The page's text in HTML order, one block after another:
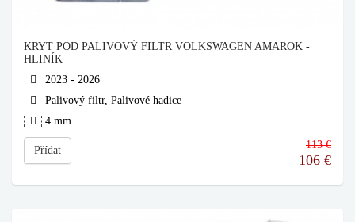
KRYT POD PALIVOVÝ FILTR VOLKSWAGEN AMAROK -
HLINÍK
2023 - 2026
Palivový filtr, Palivové hadice
4 mm
Přídat 113 €
106 €